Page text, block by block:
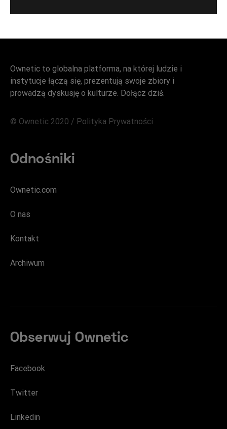
Ownetic to globalna platforma, na której ludzie i
instytucje łączą się, prezentują swoje zbiory i
prowadzą dyskusję o kulturze. Dołącz dziś.
© Ownetic 2020 / Polityka Prywatności
Odnośniki
Ownetic.com
O nas
Kontakt
Archiwum
Obserwuj Ownetic
Facebook
Twitter
Linkedin